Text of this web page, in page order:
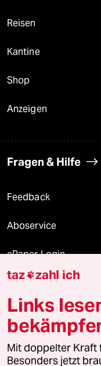
Reisen
Kantine
Shop
Anzeigen
Fragen & Hilfe
Feedback
Aboservice
ePaper Login
Downloads für
© 2026 taz Verlags
Alle Rechte vorbehalten.
wenden Sie sich bitte an
taz zahl ich
Links
Mit doppelter Kraft
Besonders jetzt